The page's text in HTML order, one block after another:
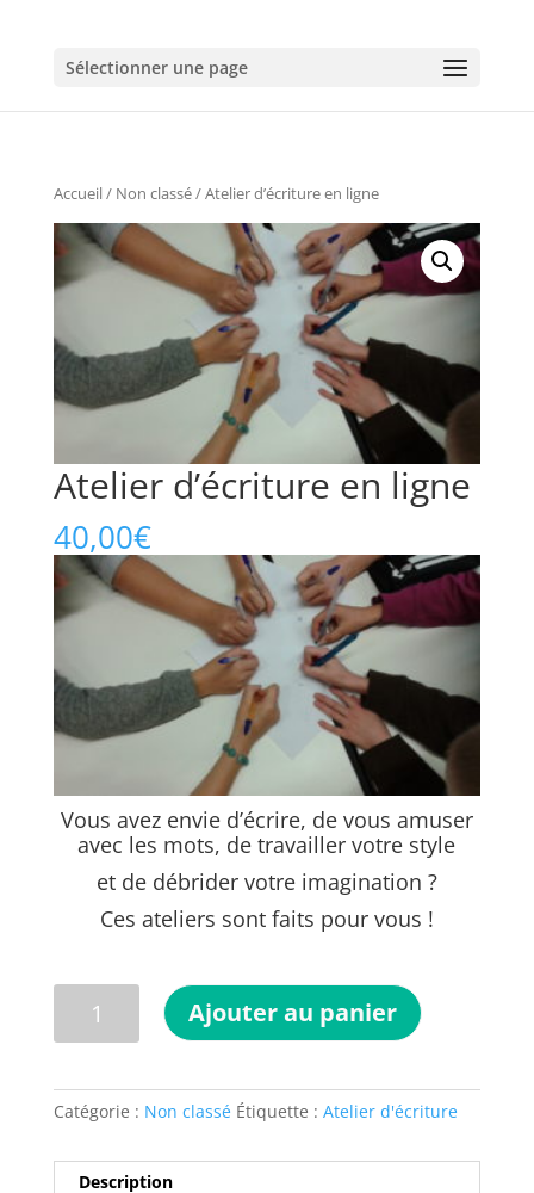
Sélectionner une page
Accueil/ Non classé/ Atelier d’écriture en ligne
Atelier d’écriture en ligne
40,00€
Vous avez envie d’écrire, de vous amuser
avec les mots, de travailler votre style
et de débrider votre imagination ?
Ces ateliers sont faits pour vous !
en
Ajouter au panier
Catégorie : Non classé Étiquette : Atelier d'écriture
Description